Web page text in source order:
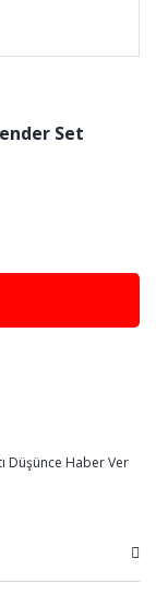
Set
Düşünce Haber Ver